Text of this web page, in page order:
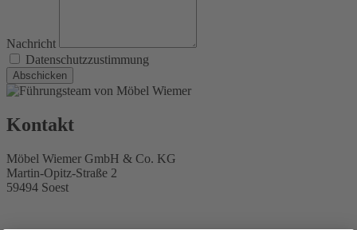
Nachricht
Datenschutzzustimmung
Abschicken
Kontakt
Möbel Wiemer GmbH & Co. KG
Martin-Opitz-Straße 2
59494 Soest